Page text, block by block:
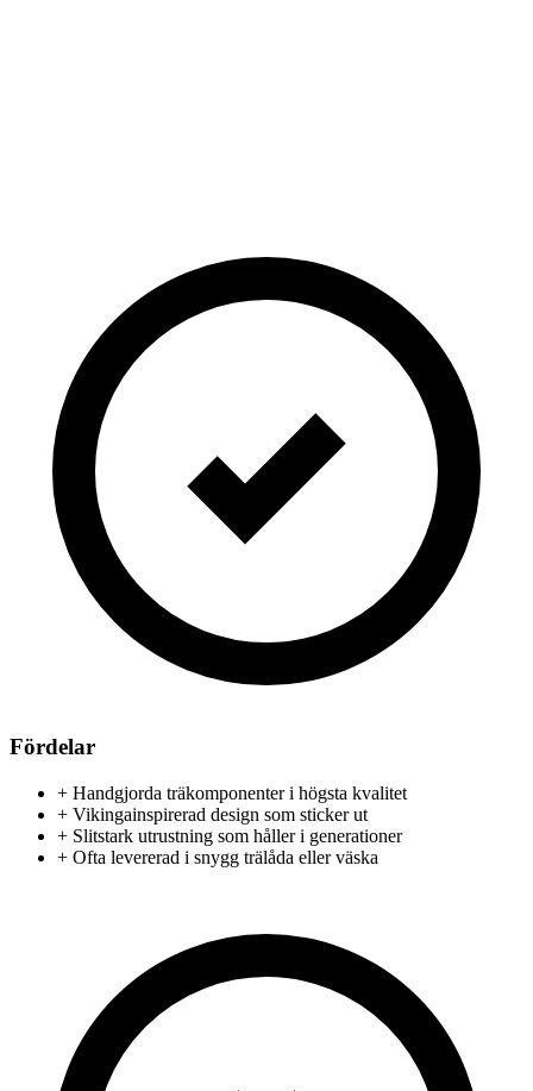
Fördelar
+ Handgjorda träkomponenter i högsta kvalitet
+ Vikingainspirerad design som sticker ut
+ Slitstark utrustning som håller i generationer
+ Ofta levererad i snygg trälåda eller väska